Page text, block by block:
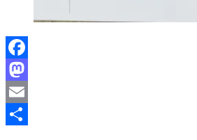
Facebook
Mastodon
Email